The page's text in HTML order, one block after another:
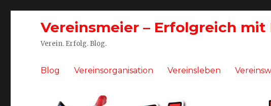
Vereinsmeier – Erfolgreich mit
Verein. Erfolg. Blog.
Blog Vereinsorganisation Vereinsleben